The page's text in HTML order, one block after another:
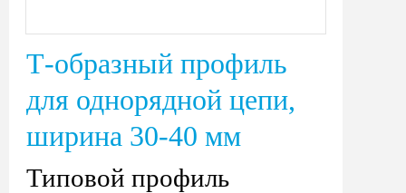
Т-образный профиль
для однорядной цепи,
ширина 30-40 мм
Типовой профиль